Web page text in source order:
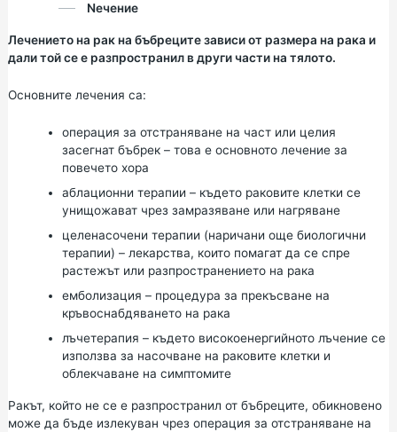
Nечение
Лечението на рак на бъбреците зависи от размера на рака и
дали той се е разпространил в други части на тялото.
Основните лечения са:
операция за отстраняване на част или целия
засегнат бъбрек – това е основното лечение за
повечето хора
аблационни терапии – където раковите клетки се
унищожават чрез замразяване или нагряване
целенасочени терапии (наричани още биологични
терапии) – лекарства, които помагат да се спре
растежът или разпространението на рака
емболизация – процедура за прекъсване на
кръвоснабдяването на рака
лъчетерапия – където високоенергийното лъчение се
използва за насочване на раковите клетки и
облекчаване на симптомите
Ракът, който не се е разпространил от бъбреците, обикновено
може да бъде излекуван чрез операция за отстраняване на